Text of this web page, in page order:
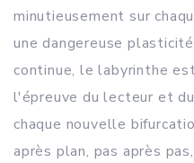
minutieusement sur
une dangereuse
continue, le labyrinthe
l'épreuve du lecteur et
chaque nouvelle
après plan, pas après